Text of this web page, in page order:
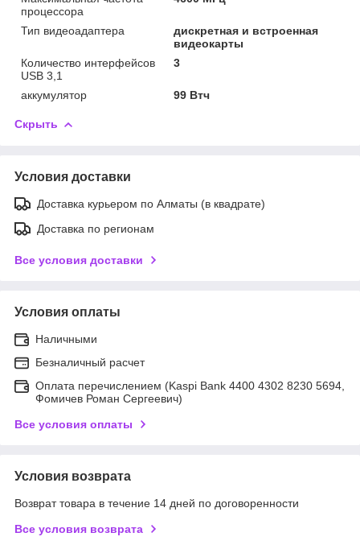
процессора
Тип видеоадаптера
дискретная и встроенная
видеокарты
Количество интерфейсов
USB 3,1
3
аккумулятор 99 Втч
Скрыть
Условия доставки
Доставка курьером по Алматы (в квадрате)
Доставка по регионам
Все условия доставки
Условия оплаты
Наличными
Безналичный расчет
Оплата перечислением (Kaspi Bank 4400 4302 8230 5694,
Фомичев Роман Сергеевич)
Все условия оплаты
Условия возврата
Возврат товара в течение 14 дней по договоренности
Все условия возврата